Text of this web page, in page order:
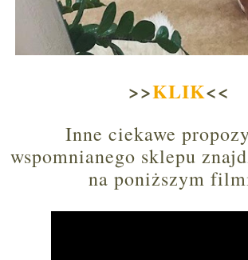
>>KLIK<<
Inne ciekawe
wspomnianego sklepu
na poniższym